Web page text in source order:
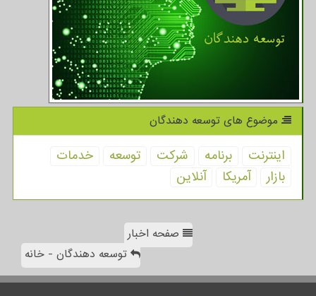
موضوع های توسعه دهندگان
اینترنت برنامه شركت توسعه
خدمات
بازار
آمریكا آنلاین
صفحه اخبار
توسعه دهندگان - خانه